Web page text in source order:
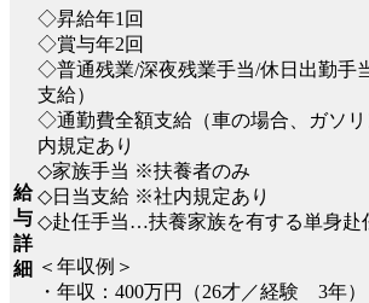
給
与
詳
細
◇昇給年1回
◇賞与年2回
◇普通残業/深夜残業手当/休日出勤手
支給）
◇通勤費全額支給（車の場合、ガソ
内規定あり
◇家族手当 ※扶養者のみ
◇日当支給 ※社内規定あり
◇赴任手当…扶養家族を有する単身赴
＜年収例＞
・年収：400万円（26才／経験 3年）